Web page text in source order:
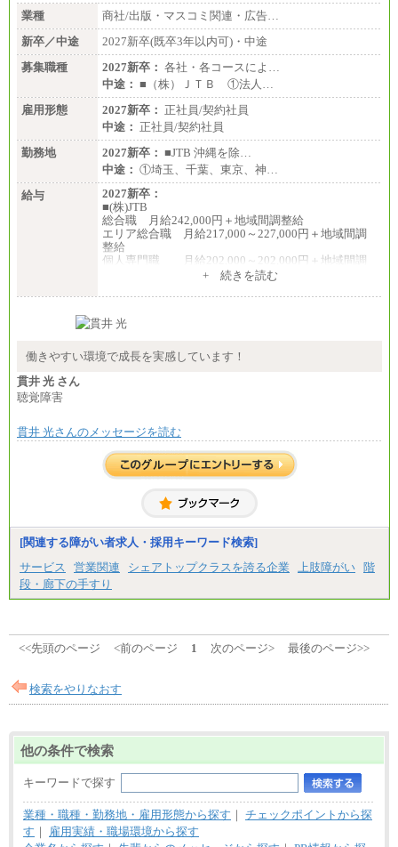
業種
商社/出版・マスコミ関連・広告…
新卒／中途
2027新卒(既卒3年以内可)・中途
募集職種
2027新卒： 各社・各コースによ…
中途： ■（株）ＪＴＢ ①法人…
雇用形態
2027新卒： 正社員/契約社員
中途： 正社員/契約社員
勤務地
2027新卒： ■JTB 沖縄を除…
中途： ①埼玉、千葉、東京、神…
給与
2027新卒：
■(株)JTB
総合職 月給242,000円＋地域間調整給
エリア総合職 月給217,000～227,000円＋地域間調
整給
個人専門職 月給202,000～202,000円＋地域間調
総合職 月給208,000～235,000円
※詳細はJTBキャリアサイトよりご確認ください。
総合職 月給220,000～230,000円＋地域間調整給
整給
※詳細はJTBキャリアサイトよりご確認ください。
■(株)JTBコミュニケーションデザイン
総合職 月給230,000円
みなし残業手当：20,000円（一律支給）※みなし
残業手当の残業時間は10.43時間。
間に応じて、時間外手当等を支給。
エリアサポート職 月給188,000円
■（株）JTBグローバルマーケティング＆トラベル
給
※詳細はJTBキャリアサイトよりご確認ください。
総合職 月給205,000～225,000円＋地域間調整給
エリア総合職 月給185,000円＋地域間調整給
※詳細はJTBキャリアサイトよりご確認ください。
■(株)JTBデータサービス ※2027年新卒募集終了
総合職 月給186,000～194,000円＋地域手当
※詳細はJTBキャリアサイトよりご確認ください。
+ 続きを読む
働きやすい環境で成長を実感しています！
貫井 光 さん
聴覚障害
貫井 光さんのメッセージを読む
[関連する障がい者求人・採用キーワード検索]
サービス
営業関連 シェアトップクラスを誇る企業 上肢障がい 階
段・廊下の手すり
<<先頭のページ <前のページ 1 次のページ> 最後のページ>>
検索をやりなおす
他の条件で検索
キーワードで探す
業種・職種・勤務地・雇用形態から探す ｜ チェックポイントから探
す ｜
雇用実績・職場環境から探す